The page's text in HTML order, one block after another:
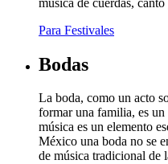
Para Festivales
Bodas
La boda, como un acto
formar una familia, es
música es un elemento
México una boda no se
de música tradicional